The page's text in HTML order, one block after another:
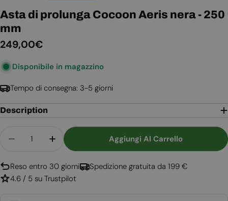
Asta di prolunga Cocoon Aeris nera - 250
mm
Prezzo
249,00€
Disponibile in magazzino
Tempo di consegna: 3-5 giorni
Description
Diminuisci La Quantità Per Asta Di Prolunga
Aumenta La Quantità Per Asta Di
Aggiungi Al Carrello
Reso entro 30 giorni
Spedizione gratuita da 199 €
4.6 / 5 su Trustpilot